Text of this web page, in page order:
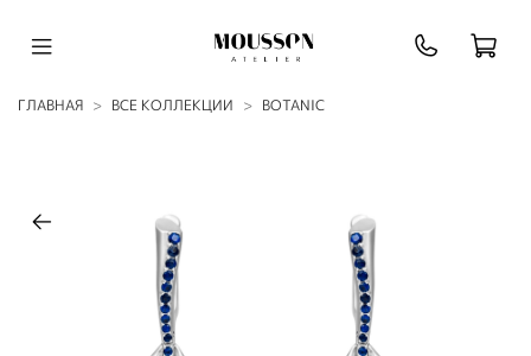
ГЛАВНАЯ ВСЕ КОЛЛЕКЦИИ BOTANIC